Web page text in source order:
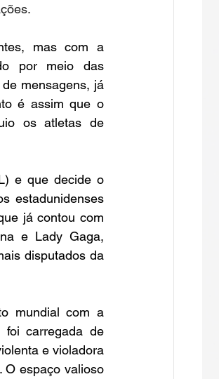
mas com a
por meio das
mensagens, já
é assim que o
os atletas de
e que decide o
estadunidenses
já contou com
e Lady Gaga,
disputados da
mundial com a
carregada de
e violadora
O espaço valioso